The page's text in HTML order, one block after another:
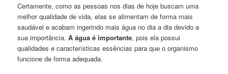
Certamente, como as pessoas nos dias de hoje buscam uma
melhor qualidade de vida, elas se alimentam de forma mais
saudável e acabam ingerindo mais água no dia a dia devido a
sua importância.A água é importante, pois ela possui
qualidades e características essências para que o organismo
funcione de forma adequada.